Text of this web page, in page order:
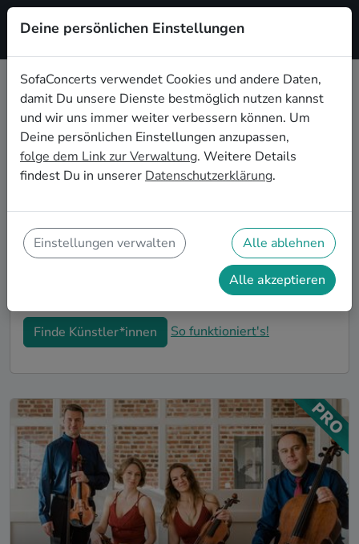
Registrieren
Klassische Live-Musik für den 60.
Geburtstag in Münster
Schon wieder ist ein Jahrzehnt vergangen und Dein
nächster runder Geburtstag steht an? Ein Konzert ist
auf eine ganz besondere Art und Weise zu feiern. Ob
kleine Gartenparty oder Feier mit der ganzen
Nachbarschaft: Auf SofaConcerts findest Du tolle
Klassische Live-Acts, die perfekt zu Deiner 60.
Geburtstagsfeier in Münster passen.
Finde Künstler*innen So funktioniert's!
Deine persönlichen Einstellungen
SofaConcerts verwendet Cookies und andere Daten,
damit Du unsere Dienste bestmöglich nutzen kannst
und wir uns immer weiter verbessern können. Um
Deine persönlichen Einstellungen anzupassen,
folge dem Link zur Verwaltung. Weitere Details
findest Du in unserer Datenschutzerklärung.
Einstellungen verwalten Alle ablehnen
Alle akzeptieren